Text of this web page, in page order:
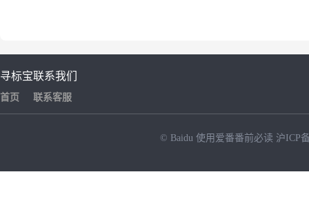
寻标宝
首页
联系我们
联系客服
© Baidu 使用爱番番前必读 沪ICP